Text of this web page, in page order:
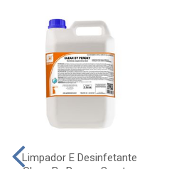
Limpador E Desinfetante